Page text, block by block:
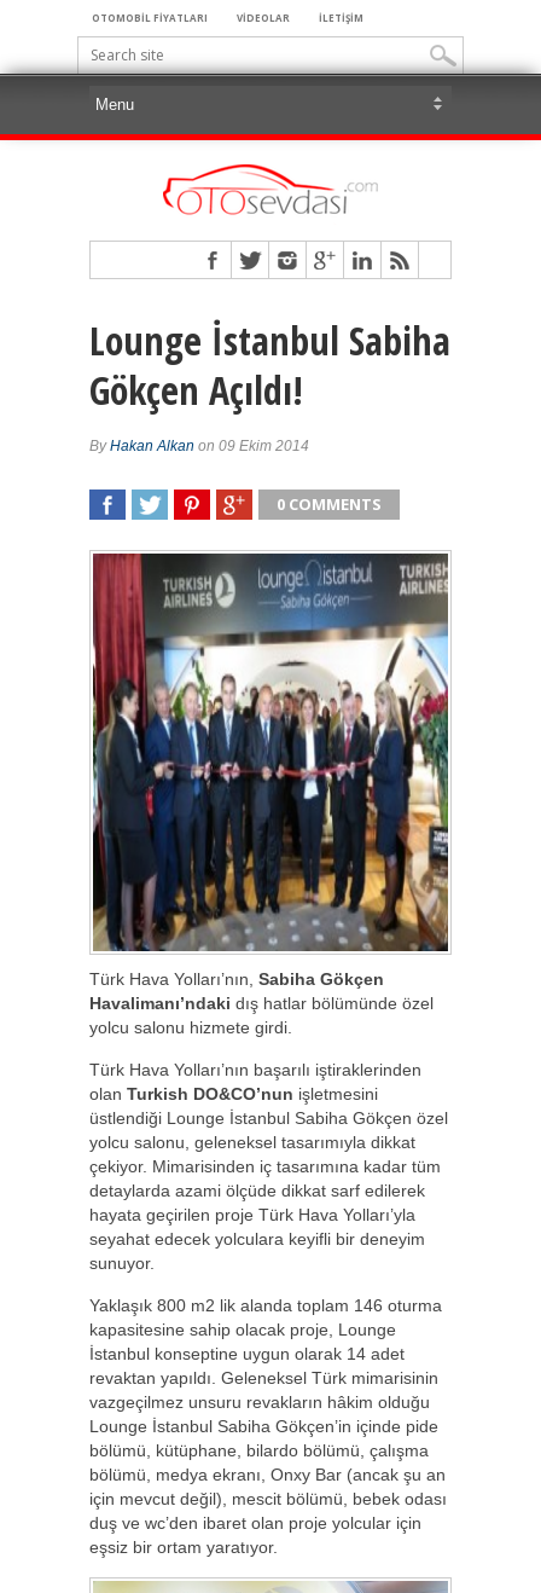
OTOMOBİL FİYATLARI VİDEOLAR İLETİŞİM
Lounge İstanbul Sabiha
Gökçen Açıldı!
ByHakan Alkan on 09 Ekim 2014
0 COMMENTS
Türk Hava Yolları’nın, Sabiha Gökçen
Havalimanı’ndaki dış hatlar bölümünde özel
yolcu salonu hizmete girdi.
Türk Hava Yolları’nın başarılı iştiraklerinden
olan Turkish DO&CO’nun işletmesini
üstlendiği Lounge İstanbul Sabiha Gökçen özel
yolcu salonu, geleneksel tasarımıyla dikkat
çekiyor. Mimarisinden iç tasarımına kadar tüm
detaylarda azami ölçüde dikkat sarf edilerek
hayata geçirilen proje Türk Hava Yolları’yla
seyahat edecek yolculara keyifli bir deneyim
sunuyor.
Yaklaşık 800 m2 lik alanda toplam 146 oturma
kapasitesine sahip olacak proje, Lounge
İstanbul konseptine uygun olarak 14 adet
revaktan yapıldı. Geleneksel Türk mimarisinin
vazgeçilmez unsuru revakların hâkim olduğu
Lounge İstanbul Sabiha Gökçen’in içinde pide
bölümü, kütüphane, bilardo bölümü, çalışma
bölümü, medya ekranı, Onxy Bar (ancak şu an
için mevcut değil), mescit bölümü, bebek odası
duş ve wc’den ibaret olan proje yolcular için
eşsiz bir ortam yaratıyor.